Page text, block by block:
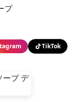
プ
TikTok